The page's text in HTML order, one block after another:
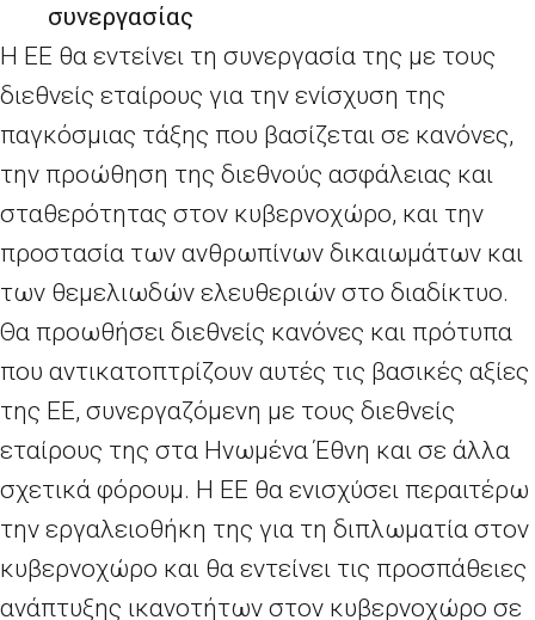
συνεργασίας
Η ΕΕ θα εντείνει τη συνεργασία της με τους
διεθνείς εταίρους για την ενίσχυση της
παγκόσμιας τάξης που βασίζεται σε κανόνες,
την προώθηση της διεθνούς ασφάλειας και
σταθερότητας στον κυβερνοχώρο, και την
προστασία των ανθρωπίνων δικαιωμάτων και
των θεμελιωδών ελευθεριών στο διαδίκτυο.
Θα προωθήσει διεθνείς κανόνες και πρότυπα
που αντικατοπτρίζουν αυτές τις βασικές αξίες
της ΕΕ, συνεργαζόμενη με τους διεθνείς
εταίρους της στα Ηνωμένα Έθνη και σε άλλα
σχετικά φόρουμ. Η ΕΕ θα ενισχύσει περαιτέρω
την εργαλειοθήκη της για τη διπλωματία στον
κυβερνοχώρο και θα εντείνει τις προσπάθειες
ανάπτυξης ικανοτήτων στον κυβερνοχώρο σε